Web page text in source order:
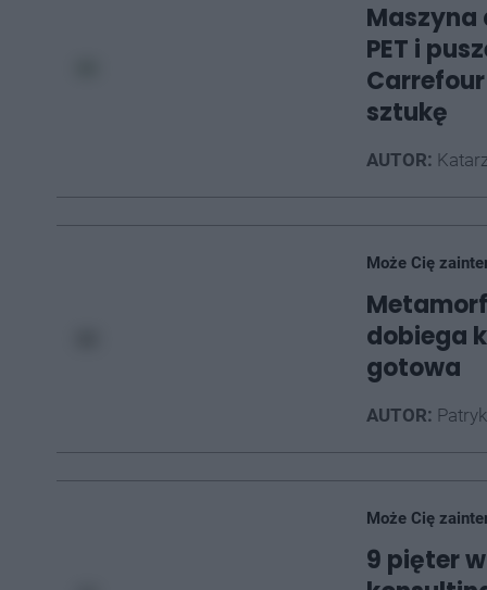
Maszyna
PET i
sztukę
AUTOR:
Może Cię
dobiega
gotowa
AUTOR:
Może Cię
9 pięter